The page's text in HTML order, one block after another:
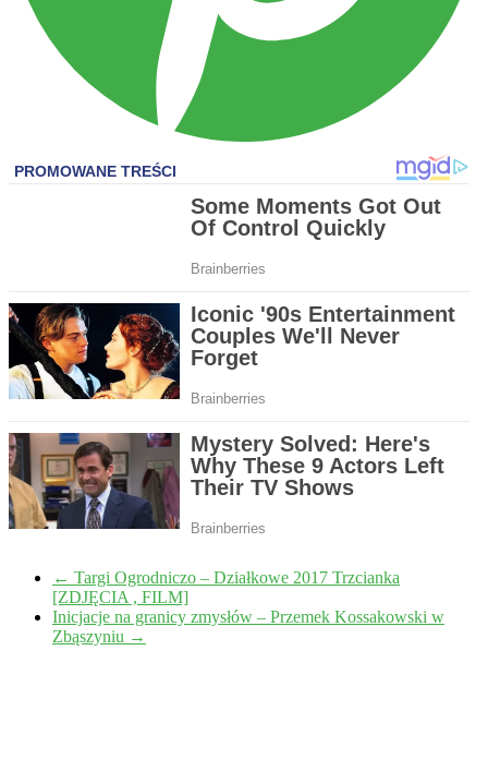
← Targi Ogrodniczo – Działkowe 2017 Trzcianka
[ZDJĘCIA , FILM]
Inicjacje na granicy zmysłów – Przemek Kossakowski w
Zbąszyniu →